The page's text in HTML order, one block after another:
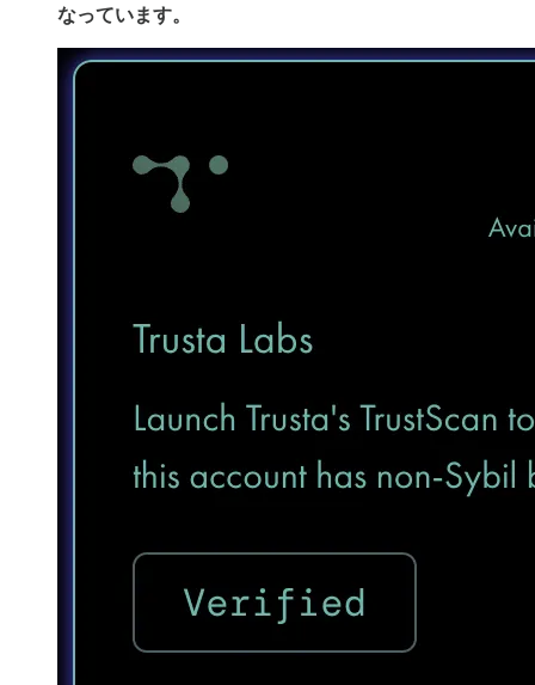
なっています。